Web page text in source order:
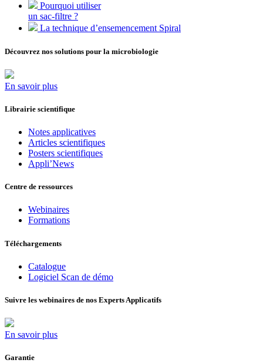
Pourquoi utiliser
un sac-filtre ?
La technique d’ensemencement Spiral
Découvrez nos solutions pour la microbiologie
En savoir plus
Librairie scientifique
Notes applicatives
Articles scientifiques
Posters scientifiques
Appli’News
Centre de ressources
Webinaires
Formations
Téléchargements
Catalogue
Logiciel Scan de démo
Suivre les webinaires de nos Experts Applicatifs
En savoir plus
Garantie